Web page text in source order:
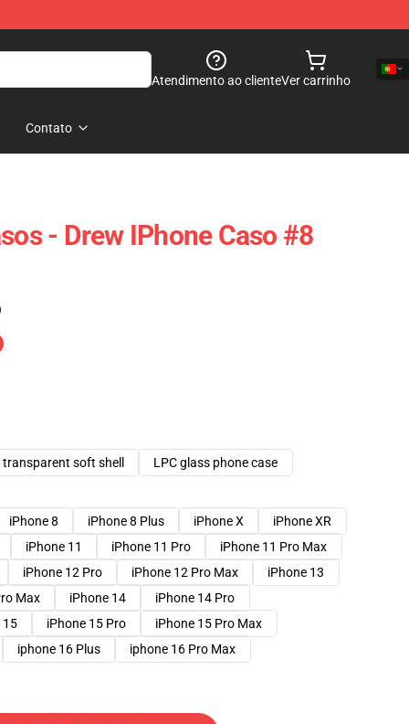
Atendimento ao clienteVer carrinho
Contato
- Drew IPhone Caso #8
transparent soft shell
LPC glass phone case
iPhone 8 iPhone 8 Plus iPhone X
iPhone XR
iPhone 11 iPhone 11 Pro
iPhone 11 Pro Max
iPhone 12 Pro iPhone 12 Pro Max
iPhone 13
Max iPhone 14
iPhone 14 Pro
15 iPhone 15 Pro
iPhone 15 Pro Max
iphone 16 Plus iphone 16 Pro Max